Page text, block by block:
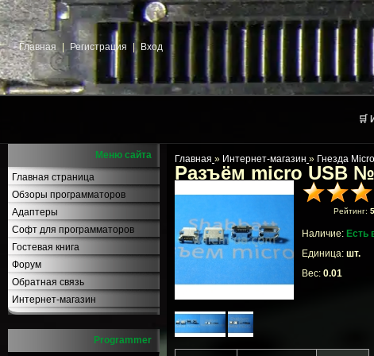
Главная Регистрация Вход
🛒
Меню сайта
Главная страница
Обзоры программаторов
Адаптеры
Софт для программаторов
Гостевая книга
Форум
Обратная связь
Интернет-магазин
Programmer
Главная » Интернет-магазин » Гнезда
Разъём micro USB
Рейтинг:
Наличие: Есть
Единица: шт.
Вес: 0.01